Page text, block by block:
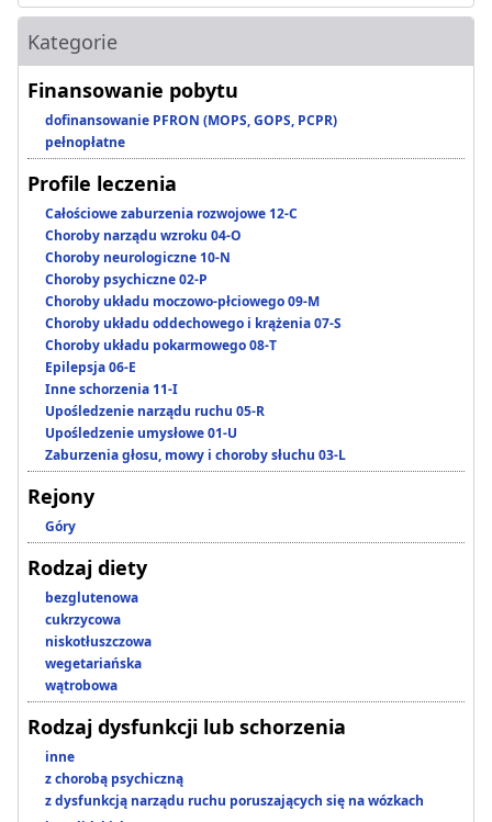
Kategorie
Finansowanie pobytu
dofinansowanie PFRON (MOPS, GOPS, PCPR)
pełnopłatne
Profile leczenia
Całościowe zaburzenia rozwojowe 12-C
Choroby narządu wzroku 04-O
Choroby neurologiczne 10-N
Choroby psychiczne 02-P
Choroby układu moczowo-płciowego 09-M
Choroby układu oddechowego i krążenia 07-S
Choroby układu pokarmowego 08-T
Epilepsja 06-E
Inne schorzenia 11-I
Upośledzenie narządu ruchu 05-R
Upośledzenie umysłowe 01-U
Zaburzenia głosu, mowy i choroby słuchu 03-L
Rejony
Góry
Rodzaj diety
bezglutenowa
cukrzycowa
niskotłuszczowa
wegetariańska
wątrobowa
Rodzaj dysfunkcji lub schorzenia
inne
z chorobą psychiczną
z dysfunkcją narządu ruchu poruszających się na wózkach